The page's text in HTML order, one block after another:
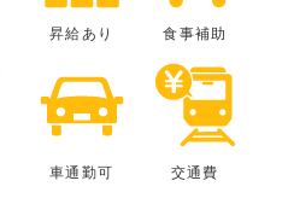
昇給あり 食事補助
車通勤可 交通費